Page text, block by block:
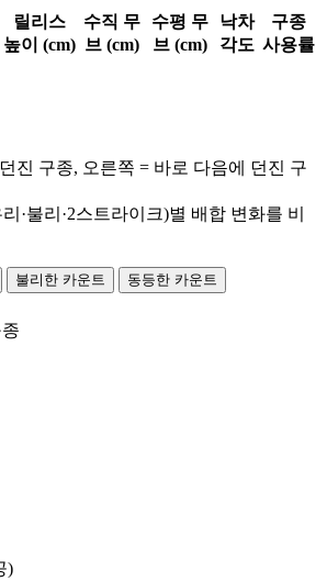
릴리스
높이 (cm)
수직 무
브 (cm)
수평 무
브 (cm)
낙차
각도
구종
사용률
진 구종, 오른쪽 = 바로 다음에 던진 구
·불리·2스트라이크)별 배합 변화를 비
불리한 카운트
동등한 카운트
)